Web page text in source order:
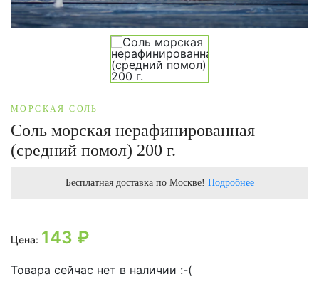
МОРСКАЯ СОЛЬ
Соль морская нерафинированная
(средний помол) 200 г.
Бесплатная доставка по Москве! Подробнее
Цена: 143 ₽
Товара сейчас нет в наличии :-(